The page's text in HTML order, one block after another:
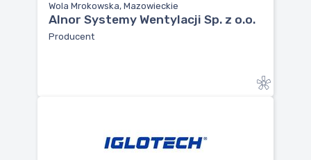
Wola Mrokowska, Mazowieckie
Alnor Systemy Wentylacji Sp. z o.o.
Producent